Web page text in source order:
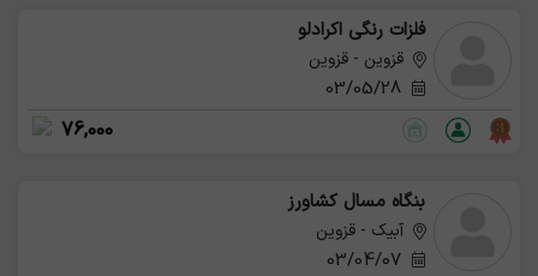
فلزات رنگی اکرادلو
قزوین - قزوین
03/05/28
76,000
بنگاه مسال کشاورز
آبیک - قزوین
03/04/07